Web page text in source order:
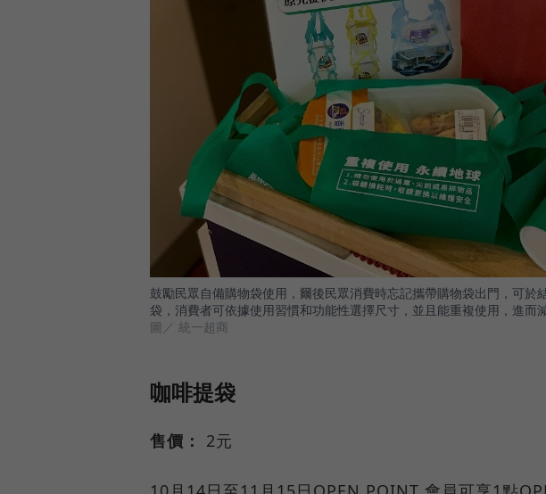
鼓勵民眾自備購物袋使用，爾後民眾消費時忘記攜帶購物袋出門，可於
袋，消費者可依據使用習慣和功能性選擇尺寸，並且能重複使用，進而
圖／ 統一超商
咖啡提袋
售價： 2元